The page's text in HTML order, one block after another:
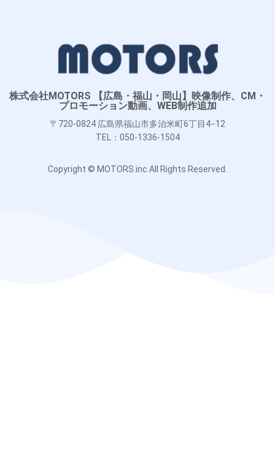
株式会社MOTORS 【広島・福山・岡山】映像制作、CM・
プロモーション動画、WEB制作追加
〒720-0824 広島県福山市多治米町6丁目4−12
TEL：050-1336-1504
Copyright © MOTORS.inc All Rights Reserved.